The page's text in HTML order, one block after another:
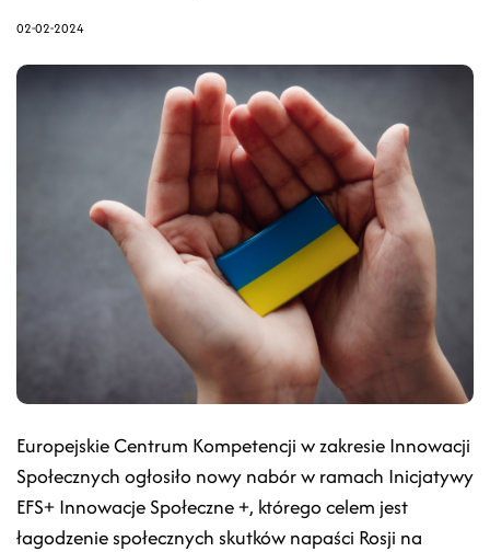
02-02-2024
Europejskie Centrum Kompetencji w zakresie Innowacji
Społecznych ogłosiło nowy nabór w ramach Inicjatywy
EFS+ Innowacje Społeczne +, którego celem jest
łagodzenie społecznych skutków napaści Rosji na